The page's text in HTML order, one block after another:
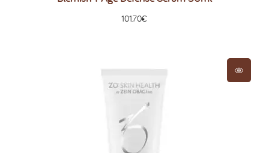
101.70€